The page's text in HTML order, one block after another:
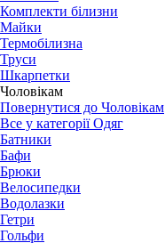
Комплекти білизни
Майки
Термобілизна
Труси
Шкарпетки
Чоловікам
Повернутися до Чоловікам
Все у категорії Одяг
Батники
Бафи
Брюки
Велосипедки
Водолазки
Гетри
Гольфи